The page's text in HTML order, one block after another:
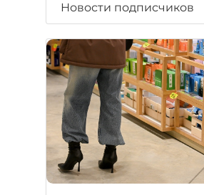
Новости подписчиков